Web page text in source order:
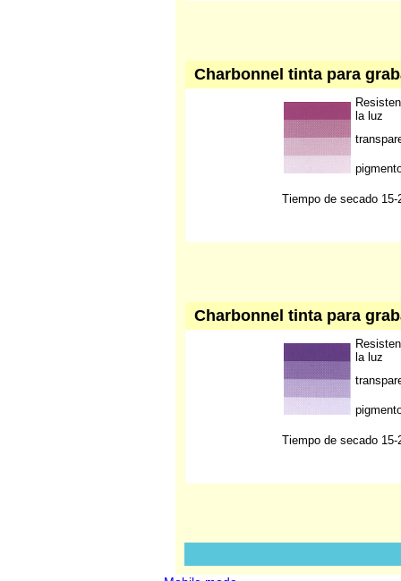
Charbonnel tinta para
la luz
Tiempo de secado 15-
Charbonnel tinta para
la luz
Tiempo de secado 15-